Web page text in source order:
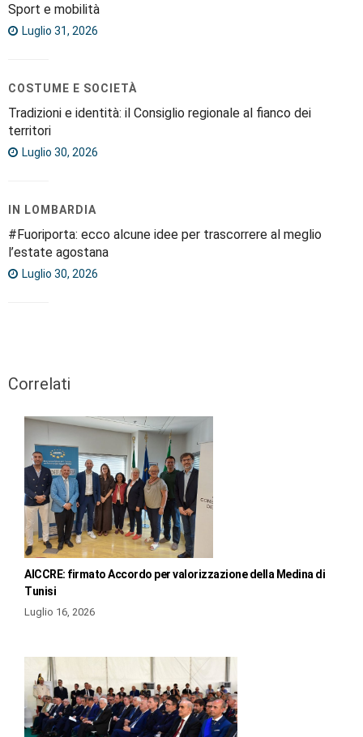
Sport e mobilità
Luglio 31, 2026
COSTUME E SOCIETÀ
Tradizioni e identità: il Consiglio regionale al fianco dei
territori
Luglio 30, 2026
IN LOMBARDIA
#Fuoriporta: ecco alcune idee per trascorrere al meglio
l’estate agostana
Luglio 30, 2026
Correlati
AICCRE: firmato Accordo per valorizzazione della Medina di
Tunisi
Luglio 16, 2026